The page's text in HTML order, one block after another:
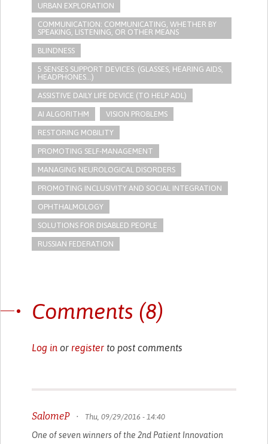
URBAN EXPLORATION
COMMUNICATION: COMMUNICATING, WHETHER BY
SPEAKING, LISTENING, OR OTHER MEANS
BLINDNESS
5 SENSES SUPPORT DEVICES: (GLASSES, HEARING AIDS,
HEADPHONES...)
ASSISTIVE DAILY LIFE DEVICE (TO HELP ADL)
AI ALGORITHM VISION PROBLEMS
RESTORING MOBILITY
PROMOTING SELF-MANAGEMENT
MANAGING NEUROLOGICAL DISORDERS
PROMOTING INCLUSIVITY AND SOCIAL INTEGRATION
OPHTHALMOLOGY
SOLUTIONS FOR DISABLED PEOPLE
RUSSIAN FEDERATION
Comments (8)
Log in or register to post comments
SalomeP • Thu, 09/29/2016 - 14:40
One of seven winners of the 2nd Patient Innovation